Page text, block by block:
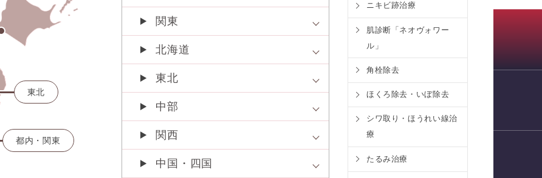
東北
都内・関東
関東
北海道
東北
中部
関西
中国・四国
ニキビ跡治療
肌診断「ネオヴォワー
ル」
角栓除去
ほくろ除去・いぼ除去
シワ取り・ほうれい線治
療
たるみ治療